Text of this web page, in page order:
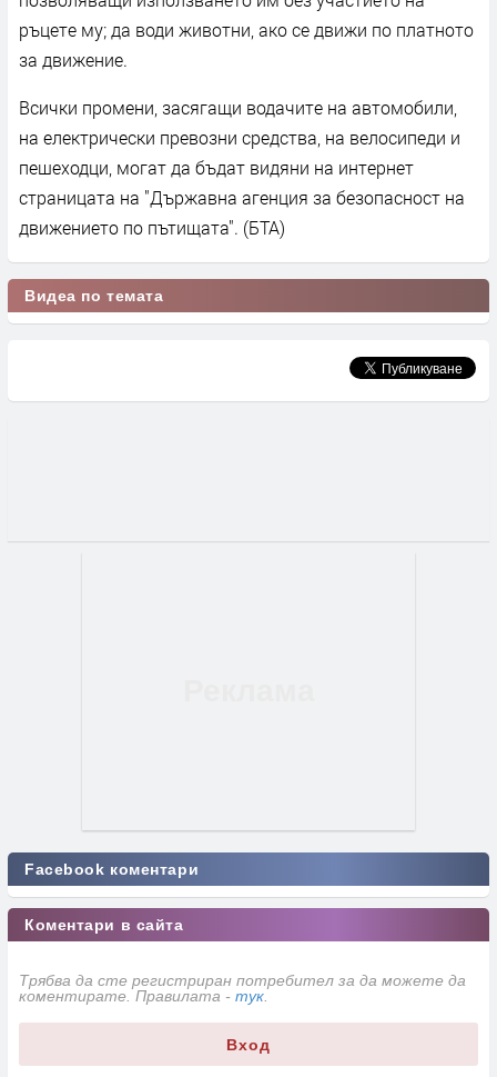
ръцете му; да води животни, ако се движи по платното
за движение.
Всички промени, засягащи водачите на автомобили,
на електрически превозни средства, на велосипеди и
пешеходци, могат да бъдат видяни на интернет
страницата на "Държавна агенция за безопасност на
движението по пътищата". (БТА)
Видеа по темата
Facebook коментари
Коментари в сайта
Трябва да сте регистриран потребител за да можете да
коментирате. Правилата - тук
Вход